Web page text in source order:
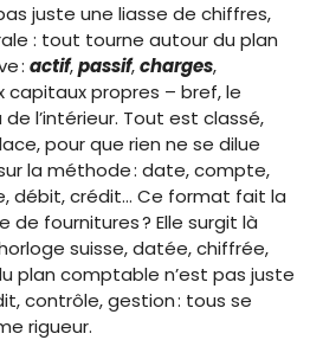
juste une liasse de chiffres,
: tout tourne autour du plan
: actif,passif,charges,
capitaux propres – bref, le
l’intérieur. Tout est classé,
pour que rien ne se dilue
la méthode : date, compte,
débit, crédit… Ce format fait la
de fournitures ? Elle surgit là
suisse, datée, chiffrée,
plan comptable n’est pas juste
contrôle, gestion : tous se
rigueur.